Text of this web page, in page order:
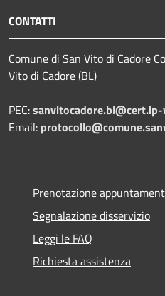
CONTATTI
Comune di San Vito di Cadore
Vito di Cadore (BL)
PEC:
Email:
Prenotazione
Segnalazione disservizio
Leggi le FAQ
Richiesta assistenza